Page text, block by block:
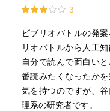
3
ビブリオバトルの発
リオバトルから人工
自分で読んで面白い
番読みたくなったか
気を持つのですが、
理系の研究者です。